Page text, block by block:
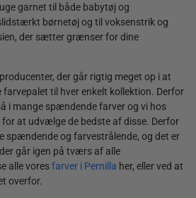
garnet til både babytøj og
børnetøj og til voksenstrik og
der sætter grænser for dine
der går rigtig meget op i at
til hver enkelt kollektion. Derfor
i mange spændende farver og vi hos
at udvælge de bedste af disse. Derfor
spændende og farvestrålende, og det er
går igen på tværs af alle
alle voresfarver i Pernilla her, eller ved at
overfor.